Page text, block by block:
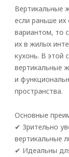
Вертикальные
если раньше
вариантом, то
их в жилых
кухонь. В этой
вертикальные
и
пространства.
Основные
✔ Зрительно
вертикальные
✔ Идеальны